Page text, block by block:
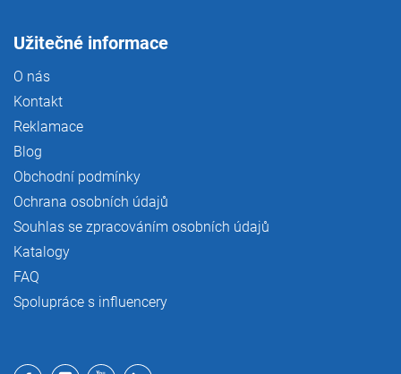
Užitečné informace
O nás
Kontakt
Reklamace
Blog
Obchodní podmínky
Ochrana osobních údajů
Souhlas se zpracováním osobních údajů
Katalogy
FAQ
Spolupráce s influencery